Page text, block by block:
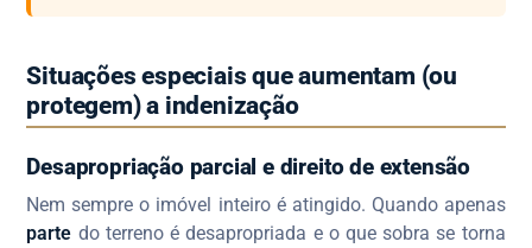
Situações especiais que aumentam (ou
protegem) a indenização
Desapropriação parcial e direito de extensão
Nem sempre o imóvel inteiro é atingido. Quando apenas
parte do terreno é desapropriada e o que sobra se torna